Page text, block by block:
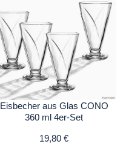
Eisbecher aus Glas CONO
360 ml 4er-Set
19,80 €